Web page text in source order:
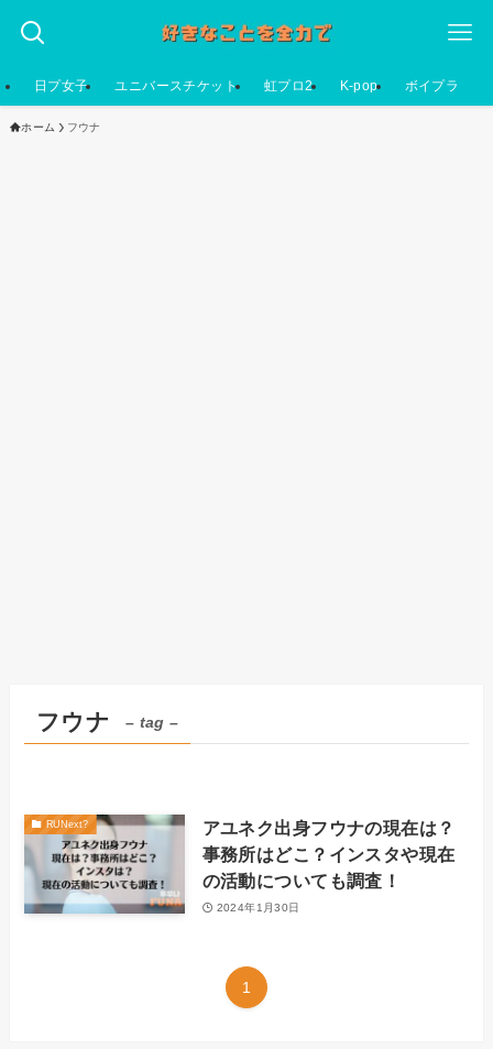
日プ女子 ユニバースチケット 虹プロ2 K-pop ボイプラ
ホーム フウナ
フウナ – tag –
RUNext?
アユネク出身フウナの現在は？
事務所はどこ？インスタや現在
の活動についても調査！
2024年1月30日
1